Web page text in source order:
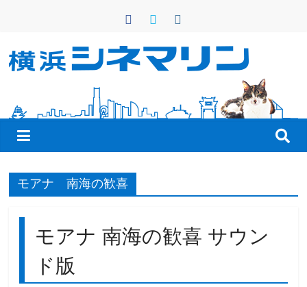
ン
横
浜
シ
ネ
マ
モアナ 南海の歓喜
モアナ 南海の歓喜 サウン
ド版